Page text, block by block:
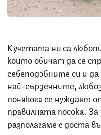
Кучетата ни са
които обичат да се
себеподобните си и
най-сърдечните,
понякога се нуждаят
правилната посока.
разполагаме с доста